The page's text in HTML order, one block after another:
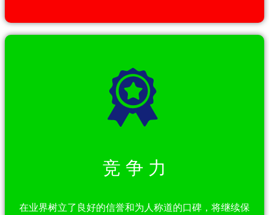
竞 争 力
在业界树立了良好的信誉和为人称道的口碑，将继续保